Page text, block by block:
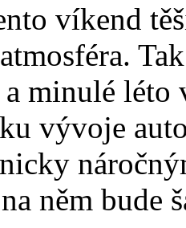
víkend
minulé
vývoje
něm bude